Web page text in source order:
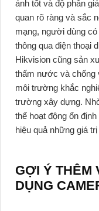
ảnh tốt và độ phân
quan rõ ràng và sắc
mạng, người dùng
thông qua điện thoại
Hikvision cũng sản
thấm nước và chống
môi trường khắc
trường xây dựng.
thể hoạt động ổn
hiệu quả những giá
GỢI Ý THÊM
DỤNG